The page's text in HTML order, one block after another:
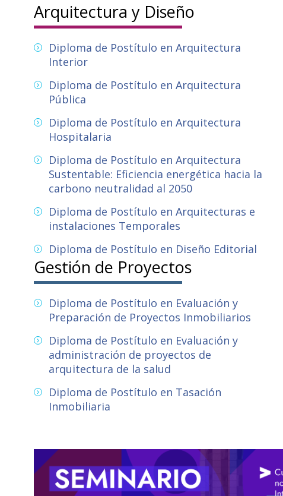
Arquitectura y Diseño
Diploma de Postítulo en Arquitectura
Interior
Diploma de Postítulo en Arquitectura
Pública
Diploma de Postítulo en Arquitectura
Hospitalaria
Diploma de Postítulo en Arquitectura
Sustentable: Eficiencia energética hacia la
carbono neutralidad al 2050
Diploma de Postítulo en Arquitecturas e
instalaciones Temporales
Diploma de Postítulo en Diseño Editorial
Gestión de Proyectos
Diploma de Postítulo en Evaluación y
Preparación de Proyectos Inmobiliarios
Diploma de Postítulo en Evaluación y
administración de proyectos de
arquitectura de la salud
Diploma de Postítulo en Tasación
Inmobiliaria